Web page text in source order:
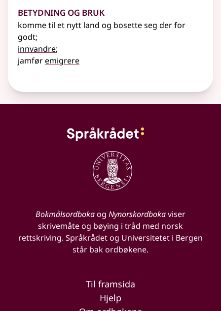
Betydning og bruk
komme til et nytt land og bosette seg der for
godt;
innvandre;
jamføremigrere
Bokmålsordbokaog Nynorskordbokaviser
skrivemåte og bøying i tråd med norsk
rettskriving. Språkrådet og Universitetet i Bergen
står bak ordbøkene.
Til framsida
Hjelp